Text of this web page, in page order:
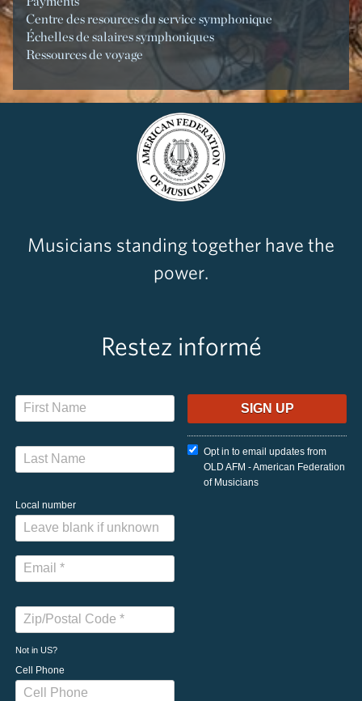
Centre des resources du service symphonique
Échelles de salaires symphoniques
Ressources de voyage
Musicians standing together have the
power.
Restez informé
Local number
Not in US?
Cell Phone
Opt in to email updates from
OLD AFM - American Federation
of Musicians